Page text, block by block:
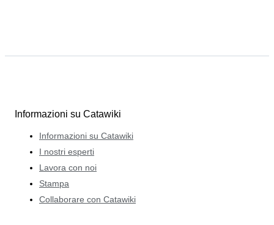
Informazioni su Catawiki
Informazioni su Catawiki
I nostri esperti
Lavora con noi
Stampa
Collaborare con Catawiki